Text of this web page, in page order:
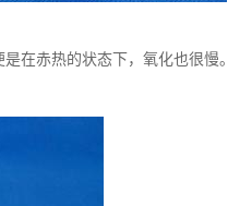
在赤热的状态下，氧化也很慢。